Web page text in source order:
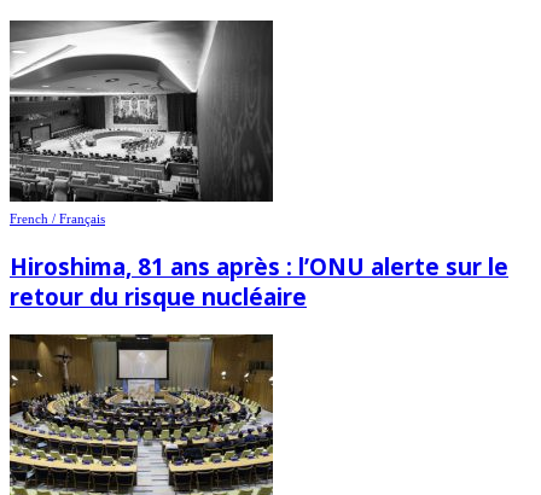
French / Français
Hiroshima, 81 ans après : l’ONU alerte sur le
retour du risque nucléaire